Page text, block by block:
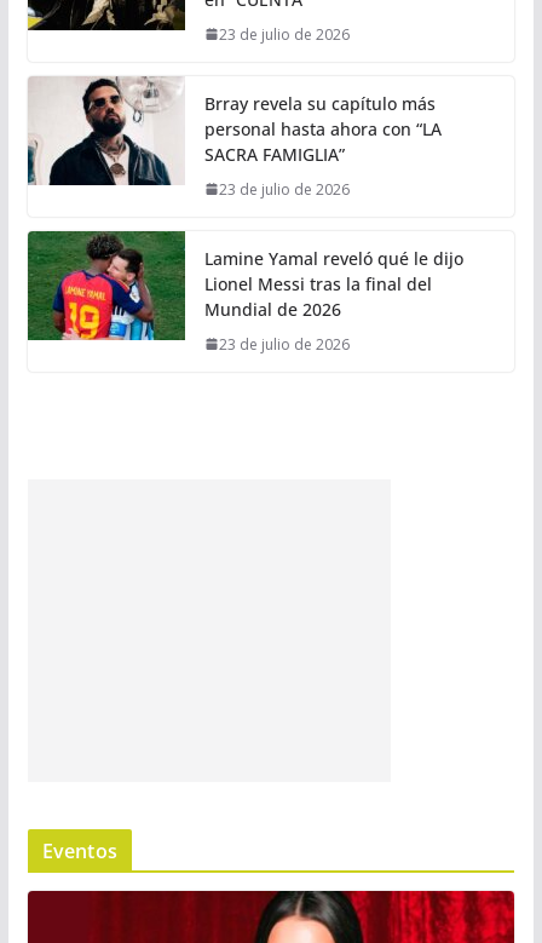
23 de julio de 2026
Brray revela su capítulo más
personal hasta ahora con “LA
SACRA FAMIGLIA”
23 de julio de 2026
Lamine Yamal reveló qué le dijo
Lionel Messi tras la final del
Mundial de 2026
23 de julio de 2026
Eventos